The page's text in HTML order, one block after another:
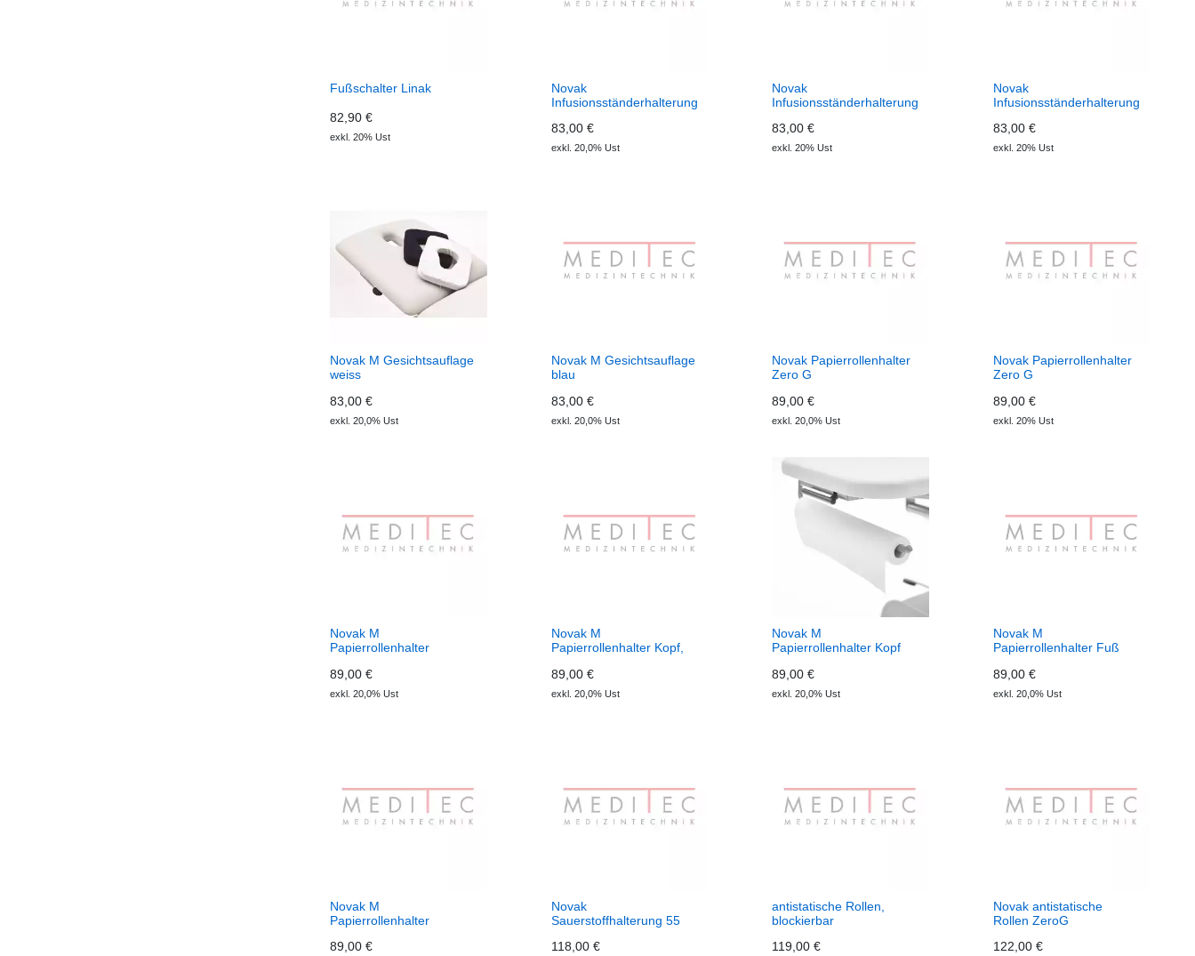
Fußschalter Linak
82,90 €
exkl. 20% Ust
Novak
Infusionsständerhalterung
83,00 €
exkl. 20,0% Ust
Novak
Infusionsständerhalterung
83,00 €
exkl. 20% Ust
Novak
Infusionsständerhalterung
83,00 €
exkl. 20% Ust
Novak M Gesichtsauflage
weiss
83,00 €
exkl. 20,0% Ust
Novak M Gesichtsauflage
blau
83,00 €
exkl. 20,0% Ust
Novak Papierrollenhalter
Zero G
89,00 €
exkl. 20,0% Ust
Novak Papierrollenhalter
Zero G
89,00 €
exkl. 20% Ust
Novak M
Papierrollenhalter
89,00 €
exkl. 20,0% Ust
Novak M
Papierrollenhalter Kopf,
89,00 €
exkl. 20,0% Ust
Novak M
Papierrollenhalter Kopf
89,00 €
exkl. 20,0% Ust
Novak M
Papierrollenhalter Fuß
89,00 €
exkl. 20,0% Ust
Novak M
Papierrollenhalter
89,00 €
Novak
Sauerstoffhalterung 55
118,00 €
antistatische Rollen,
blockierbar
119,00 €
Novak antistatische
Rollen ZeroG
122,00 €